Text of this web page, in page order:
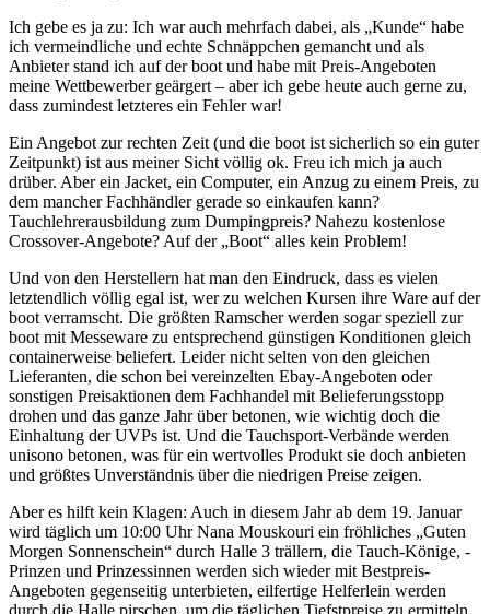
Ich gebe es ja zu: Ich war auch mehrfach dabei, als „Kunde“ habe
ich vermeindliche und echte Schnäppchen gemancht und als
Anbieter stand ich auf der boot und habe mit Preis-Angeboten
meine Wettbewerber geärgert – aber ich gebe heute auch gerne zu,
dass zumindest letzteres ein Fehler war!
Ein Angebot zur rechten Zeit (und die boot ist sicherlich so ein guter
Zeitpunkt) ist aus meiner Sicht völlig ok. Freu ich mich ja auch
drüber. Aber ein Jacket, ein Computer, ein Anzug zu einem Preis, zu
dem mancher Fachhändler gerade so einkaufen kann?
Tauchlehrerausbildung zum Dumpingpreis? Nahezu kostenlose
Crossover-Angebote? Auf der „Boot“ alles kein Problem!
Und von den Herstellern hat man den Eindruck, dass es vielen
letztendlich völlig egal ist, wer zu welchen Kursen ihre Ware auf der
boot verramscht. Die größten Ramscher werden sogar speziell zur
boot mit Messeware zu entsprechend günstigen Konditionen gleich
containerweise beliefert. Leider nicht selten von den gleichen
Lieferanten, die schon bei vereinzelten Ebay-Angeboten oder
sonstigen Preisaktionen dem Fachhandel mit Belieferungsstopp
drohen und das ganze Jahr über betonen, wie wichtig doch die
Einhaltung der UVPs ist. Und die Tauchsport-Verbände werden
unisono betonen, was für ein wertvolles Produkt sie doch anbieten
und größtes Unverständnis über die niedrigen Preise zeigen.
Aber es hilft kein Klagen: Auch in diesem Jahr ab dem 19. Januar
wird täglich um 10:00 Uhr Nana Mouskouri ein fröhliches „Guten
Morgen Sonnenschein“ durch Halle 3 trällern, die Tauch-Könige, -
Prinzen und Prinzessinnen werden sich wieder mit Bestpreis-
Angeboten gegenseitig unterbieten, eilfertige Helferlein werden
durch die Halle pirschen, um die täglichen Tiefstpreise zu ermitteln